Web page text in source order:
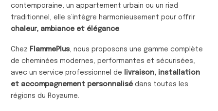
contemporaine, un appartement urbain ou un riad
traditionnel, elle s’intègre harmonieusement pour offrir
chaleur, ambiance et élégance.
Chez FlammePlus, nous proposons une gamme complète
de cheminées modernes, performantes et sécurisées,
avec un service professionnel de
livraison, installation
et accompagnement personnalisé dans toutes les
régions du Royaume.